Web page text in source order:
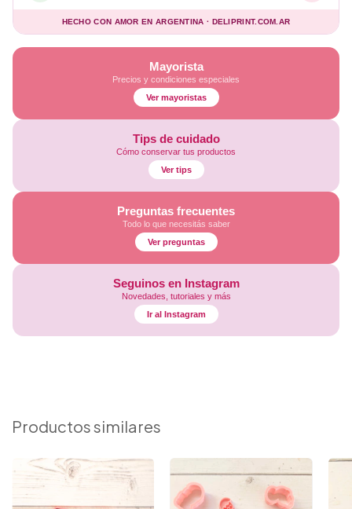
Mayorista
Precios y condiciones especiales
Ver mayoristas
Tips de cuidado
Cómo conservar tus productos
Ver tips
Preguntas frecuentes
Todo lo que necesitás saber
Ver preguntas
Seguinos en Instagram
Novedades, tutoriales y más
Ir al Instagram
HECHO CON AMOR EN ARGENTINA · DELIPRINT.COM.AR
Productos similares